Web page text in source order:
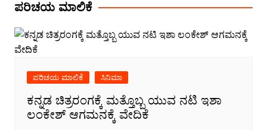
ಪರಿಚಯ ಮಾಲಿಕೆ
ಪರಿಚಯ ಮಾಲಿಕೆ ಸಿನಿಮಾ
ಕನ್ನಡ ಚಿತ್ರರಂಗಕ್ಕೆ ಮತ್ತೊಬ್ಬ ಯುವ ನಟಿ ಇಶಾ
ಲಂಕೇಶ್ ಆಗಮನಕ್ಕೆ ವೇದಿಕೆ